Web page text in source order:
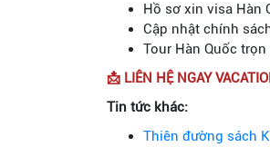
Hồ sơ xin visa Hàn
Cập nhật chính
Tour Hàn Quốc
📩 LIÊN HỆ NGAY
Tin tức khác:
Thiên đường sách